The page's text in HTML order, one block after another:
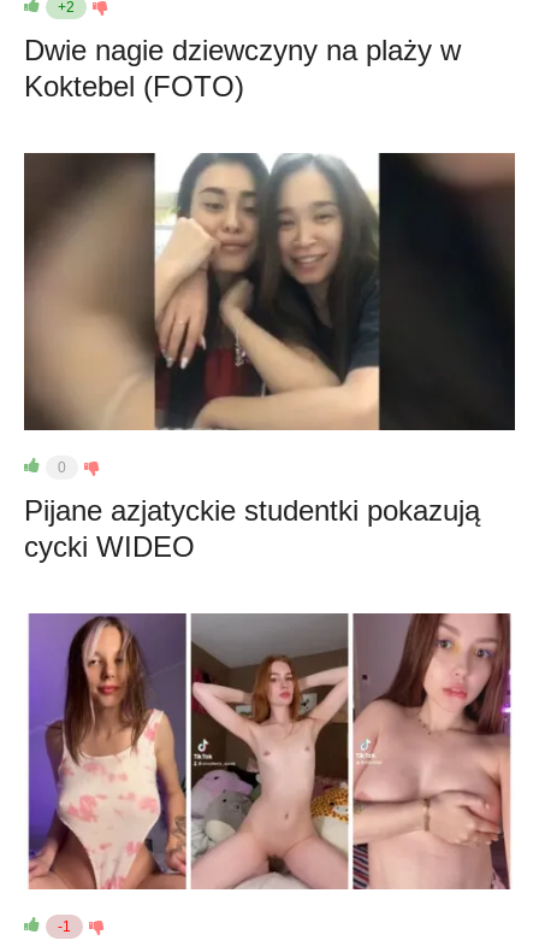
+2
Dwie nagie dziewczyny na plaży w
Koktebel (FOTO)
0
Pijane azjatyckie studentki pokazują
cycki WIDEO
-1